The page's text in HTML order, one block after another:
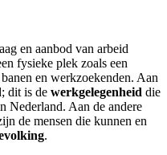
en aanbod van arbeid
fysieke plek zoals een
en werkzoekenden. Aan
dit is de werkgelegenheid die
Nederland. Aan de andere
de mensen die kunnen en
.